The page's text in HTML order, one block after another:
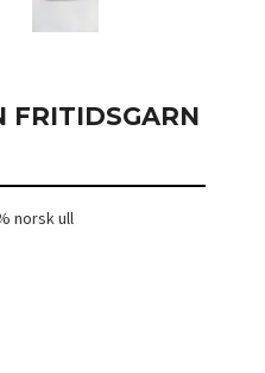
FRITIDSGARN
norsk ull